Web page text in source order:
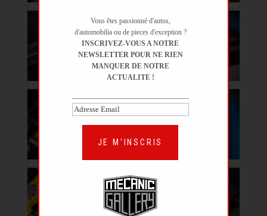
Vous êtes passionné d'autos,
d'automobilia ou de pieces d'exception ?
INSCRIVEZ-VOUS A NOTRE
NEWSLETTER POUR NE RIEN
MANQUER DE NOTRE
ACTUALITE !
JE M'INSCRIS